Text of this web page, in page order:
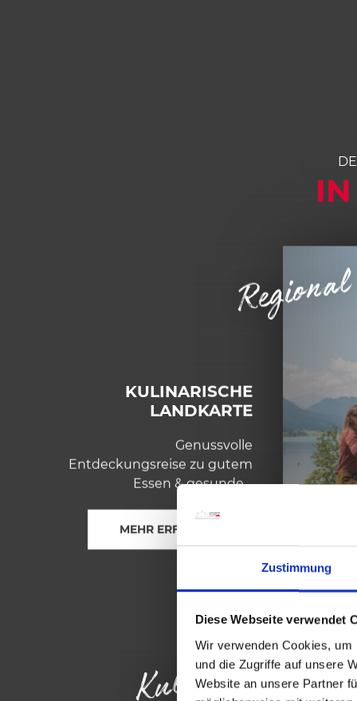
Zustimmung
Diese Webseite verwendet
Wir verwenden Cookies,
und die Zugriffe auf unsere
Website an unsere Partner
Regional
KULINARISCHE
LANDKARTE
Genussvolle
Entdeckungsreise zu gutem
Essen & gesunden
MEHR ERFAHREN
Kulinarik erleben